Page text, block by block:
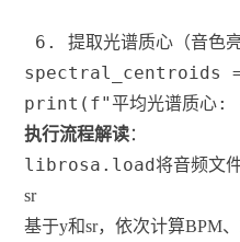
6. 提取光谱质心（音色亮
spectral_centroids
print ( f"平均光谱质心:
执行流程解读：
librosa.load将音频文
sr
基于y和sr，依次计算BPM